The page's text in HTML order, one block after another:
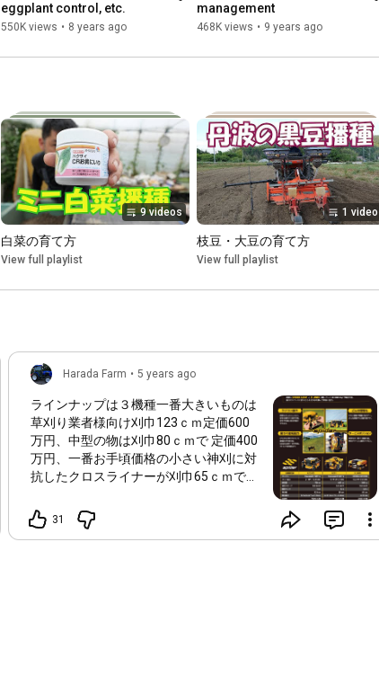
eggplant control, etc.
550K views • 8 years ago
management
468K views • 9 years ago
9 videos
白菜の育て方
View full playlist
1 video
枝豆・大豆の育て方
View full playlist
Harada Farm • 5 years ago
ラインナップは３機種一番大きいものは
草刈り業者様向け刈巾123ｃｍ定価600
万円、中型の物は刈巾80ｃｍで 定価400
万円、一番お手頃価格の小さい神刈に対
抗したクロスライナーが刈巾65ｃｍで定
補助金を活用しての購入はいかがでしょ
うか？
31